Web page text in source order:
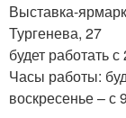
Выставка-
Тургенева, 27
будет работать
Часы работы:
воскресенье – с